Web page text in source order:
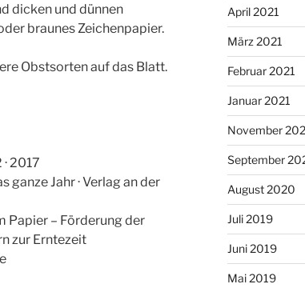
dicken und dünnen
braunes Zeichenpapier.
Obstsorten auf das Blatt.
2017
Jahr · Verlag an der
Papier – Förderung der
zur Erntezeit
April 2021
März 2021
Februar 2021
Januar 2021
November
September
August 2020
Juli 2019
Juni 2019
Mai 2019